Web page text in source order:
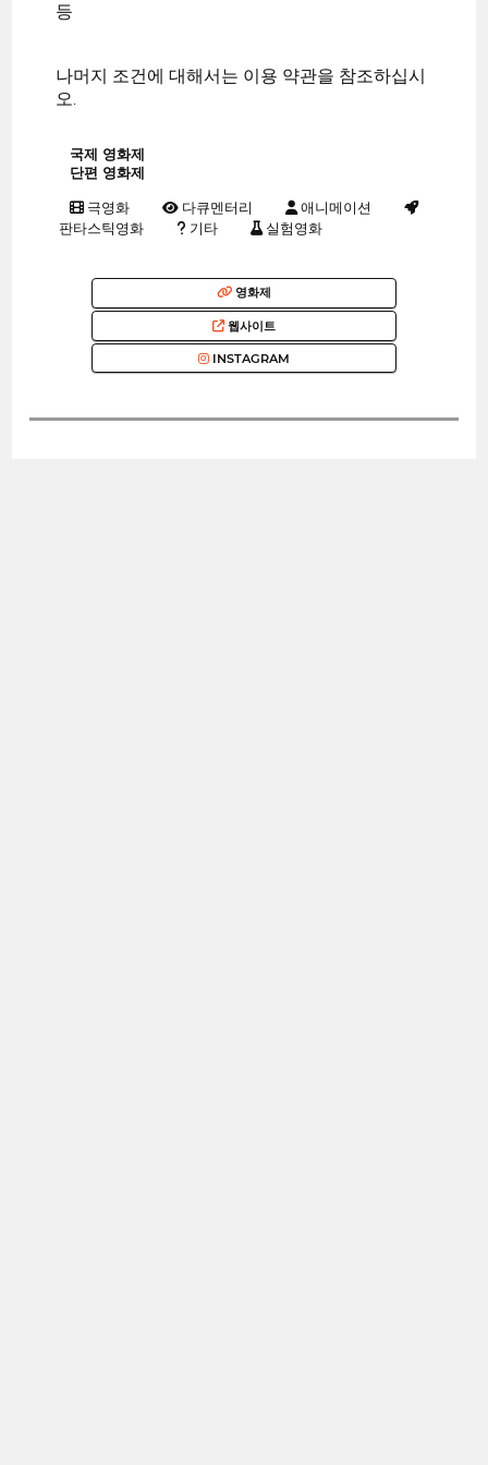
등
나머지 조건에 대해서는 이용 약관을 참조하십시
오.
국제 영화제
단편 영화제
극영화 다큐멘터리
애니메이션
판타스틱영화
기타 실험영화
영화제
웹사이트
INSTAGRAM